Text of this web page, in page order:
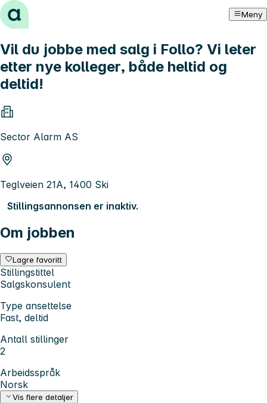
Hopp til innhold Meny
Vil du jobbe med salg i Follo? Vi leter
etter nye kolleger, både heltid og
deltid!
Sector Alarm AS
Teglveien 21A, 1400 Ski
Stillingsannonsen er inaktiv.
Om jobben
Lagre favoritt
Stillingstittel
Salgskonsulent
Type ansettelse
Fast, deltid
Antall stillinger
2
Arbeidsspråk
Norsk
Vis flere detaljer